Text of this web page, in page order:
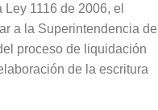
1116 de 2006, el
a la Superintendencia de
proceso de liquidación
de la escritura